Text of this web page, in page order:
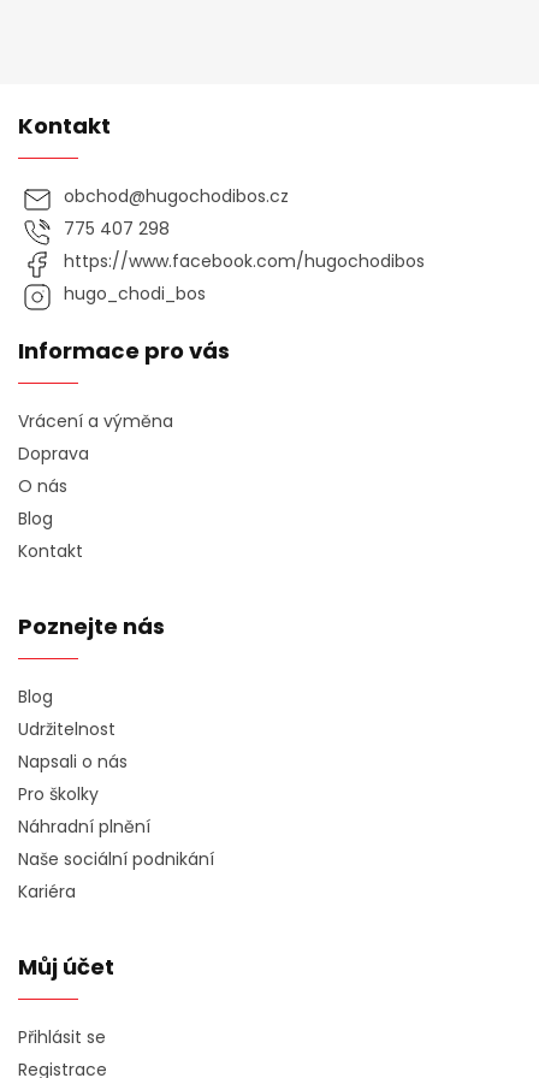
Kontakt
obchod@hugochodibos.cz
775 407 298
https://www.facebook.com/hugochodibos
hugo_chodi_bos
Informace pro vás
Vrácení a výměna
Doprava
O nás
Blog
Kontakt
Poznejte nás
Blog
Udržitelnost
Napsali o nás
Pro školky
Náhradní plnění
Naše sociální podnikání
Kariéra
Můj účet
Přihlásit se
Registrace